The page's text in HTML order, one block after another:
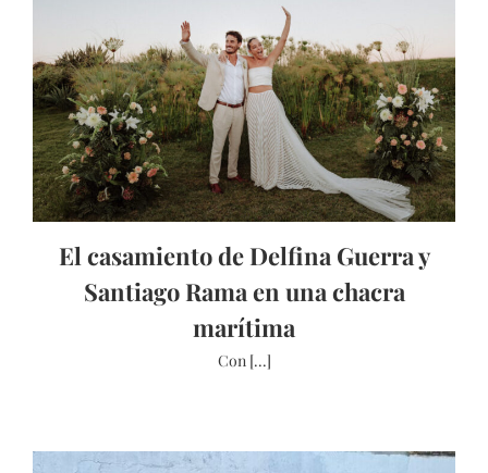
El casamiento de Delfina Guerra y
Santiago Rama en una chacra
marítima
Con [...]